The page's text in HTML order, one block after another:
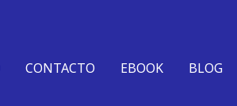
CONTACTO EBOOK BLOG